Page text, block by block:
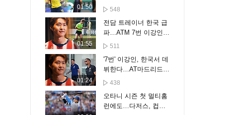
01:50
험대548
01:55
전담 트레이너 한국 급
파…ATM 7번 이강인
'특급 관리'
511
01:24
'7번' 이강인, 한국서 데
뷔한다…AT마드리드
투어 명단 확정, 오늘
438
오타니 시즌 첫 멀티홈
런에도…다저스, 컵스